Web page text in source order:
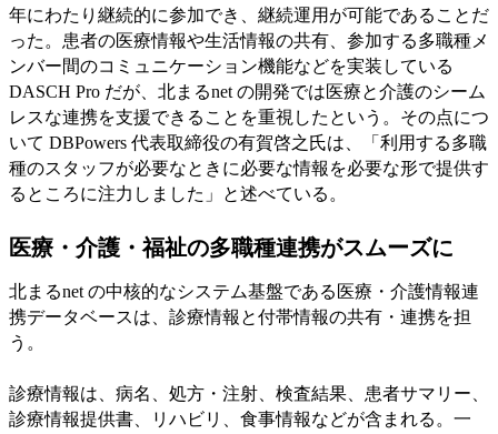
年にわたり継続的に参加でき、継続運用が可能であることだ
った。患者の医療情報や生活情報の共有、参加する多職種メ
ンバー間のコミュニケーション機能などを実装している
DASCH Pro だが、北まるnet の開発では医療と介護のシーム
レスな連携を支援できることを重視したという。その点につ
いて DBPowers 代表取締役の有賀啓之氏は、「利用する多職
種のスタッフが必要なときに必要な情報を必要な形で提供す
るところに注力しました」と述べている。
医療・介護・福祉の多職種連携がスムーズに
北まるnet の中核的なシステム基盤である医療・介護情報連
携データベースは、診療情報と付帯情報の共有・連携を担
う。
診療情報は、病名、処方・注射、検査結果、患者サマリー、
診療情報提供書、リハビリ、食事情報などが含まれる。一